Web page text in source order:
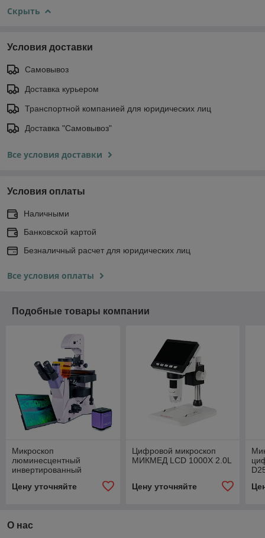
Скрыть
Условия доставки
Самовывоз
Доставка курьером
Транспортной компанией для юридических лиц
Доставка "Самовывоз"
Все условия доставки
Условия оплаты
Наличными
Банковской картой
Безналичный расчет для юридических лиц
Все условия оплаты
Подобные товары компании
Микроскоп
люминесцентный
инвертированный
VD500L LCD
Цену уточняйте
Цифровой микроскоп
МИКМЕД LCD 1000Х 2.0L
Цену уточняйте
О нас